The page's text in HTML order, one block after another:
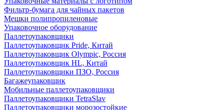
Фильтр-бумага для чайных пакетов
Мешки полипропиленовые
Упаковочное оборудование
Паллетоупаковщики
Паллетоупаковщик Pride, Китай
Паллетоупаковщик Olympic, Россия
Паллетоупаковщик HL, Китай
Паллетоупаковщики ПЗО, Россия
Багажеупаковщик
Мобильные паллетоупаковщики
Паллетоупаковщики TetraSlav
Паллетоупаковщики морозостойкие